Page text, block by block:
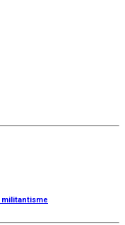
militantisme